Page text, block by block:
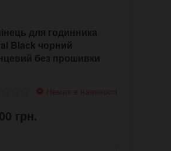
для годинника
Black чорний
без прошивки
грн.